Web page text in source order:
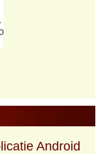
Android